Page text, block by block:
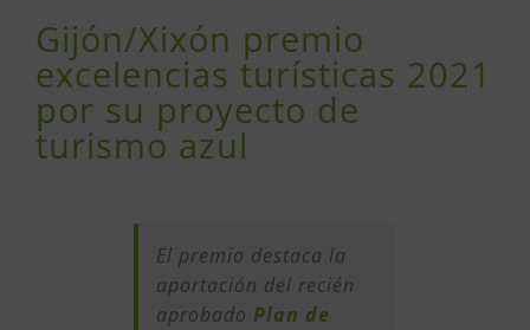
Gijón/Xixón premio
excelencias turísticas 2021
por su proyecto de
turismo azul
El premio destaca la
aportación del recién
aprobado Plan de